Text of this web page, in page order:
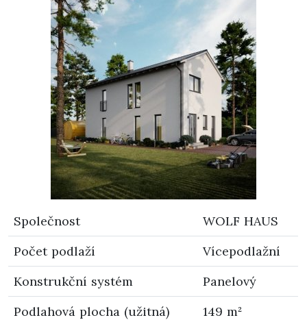
Společnost
WOLF HAUS
Počet podlaží
Vícepodlažní
Konstrukční systém
Panelový
Podlahová plocha (užitná)
149 m²